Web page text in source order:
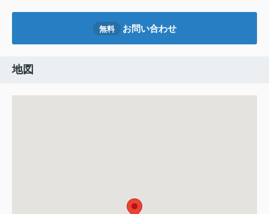
無料 お問い合わせ
地図